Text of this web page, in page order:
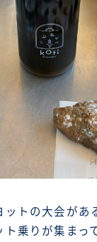
ットの大会があ
ト乗りが集まっ